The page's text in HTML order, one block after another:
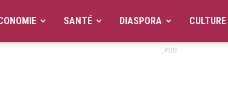
SANTÉ DIASPORA CULTURE
PUB